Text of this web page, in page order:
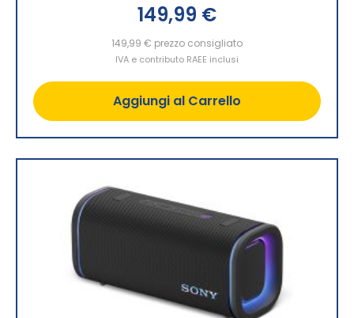
149,99 €
149,99 € prezzo consigliato
IVA e contributo RAEE inclusi
Aggiungi al Carrello